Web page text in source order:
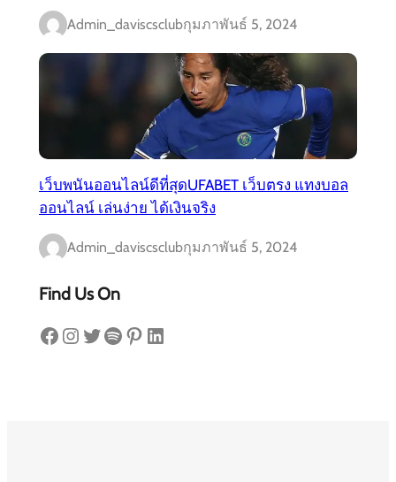
Admin_daviscsclubกุมภาพันธ์ 5, 2024
เว็บพนันออนไลน์ดีที่สุดUFABET เว็บตรง แทงบอล
ออนไลน์ เล่นง่าย ได้เงินจริง
Admin_daviscsclubกุมภาพันธ์ 5, 2024
Find Us On
Facebook Instagram Twitter Spotify Pinterest LinkedIn